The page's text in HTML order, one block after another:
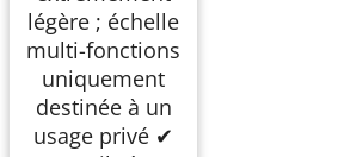
légère ; échelle
multi-fonctions
uniquement
destinée à un
usage privé ✔